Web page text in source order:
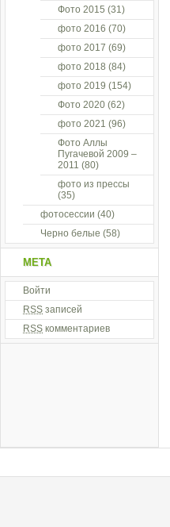
Фото 2015 (31)
фото 2016 (70)
фото 2017 (69)
фото 2018 (84)
фото 2019 (154)
Фото 2020 (62)
фото 2021 (96)
Фото Аллы
Пугачевой 2009 –
2011 (80)
фото из прессы
(35)
фотосессии (40)
Черно белые (58)
МЕТА
Войти
RSS записей
RSS комментариев